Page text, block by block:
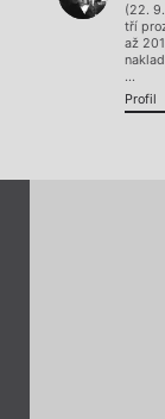
(22.
tří
až
...
Profil